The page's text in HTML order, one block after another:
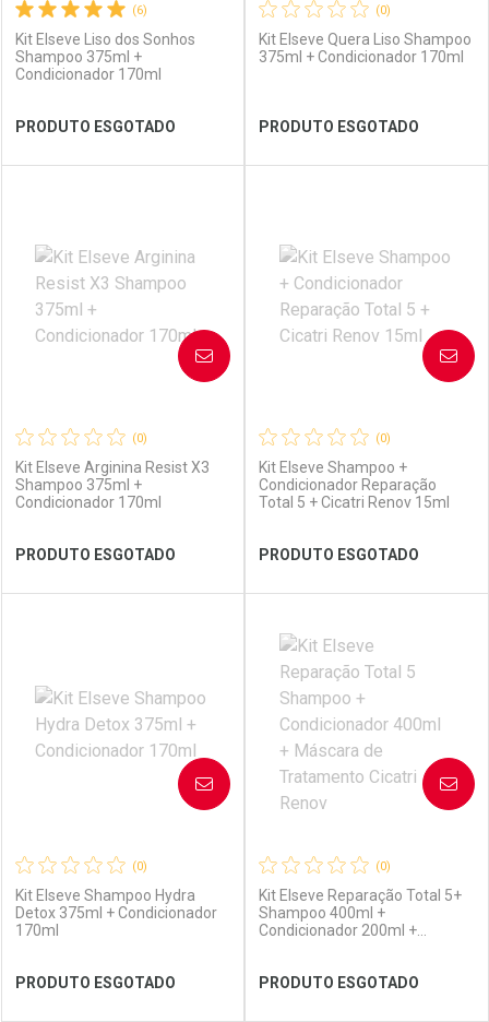
Ver Desconto Convênio Ver Desconto Convênio
(6)
Kit Elseve Liso dos Sonhos
Shampoo 375ml +
Condicionador 170ml
PRODUTO ESGOTADO
Laboratório
Ver Desconto Convênio
Por Menos
(0)
Kit Elseve Quera Liso Shampoo
375ml + Condicionador 170ml
PRODUTO ESGOTADO
Laboratório
Ver Desconto Convênio
Por Menos
(0)
Kit Elseve Arginina Resist X3
Shampoo 375ml +
Condicionador 170ml
PRODUTO ESGOTADO
AVISE-ME
Laboratório
Ver Desconto Convênio
Por Menos
(0)
Kit Elseve Shampoo +
Condicionador Reparação
Total 5 + Cicatri Renov 15ml
PRODUTO ESGOTADO
AVISE-ME
Laboratório
Ver Desconto Convênio
Por Menos
(0)
Kit Elseve Shampoo Hydra
Detox 375ml + Condicionador
170ml
PRODUTO ESGOTADO
AVISE-ME
(0)
Kit Elseve Reparação Total 5+
Shampoo 400ml +
Condicionador 200ml +
PRODUTO ESGOTADO
AVISE-ME